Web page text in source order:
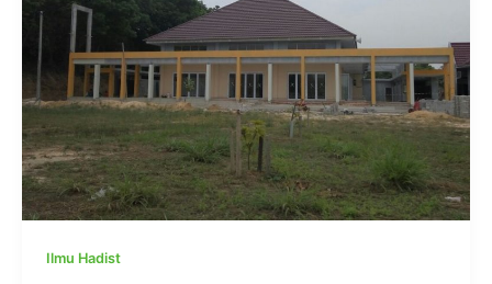
Ilmu Hadist